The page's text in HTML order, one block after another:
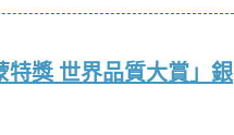
獎 世界品質大賞」銀